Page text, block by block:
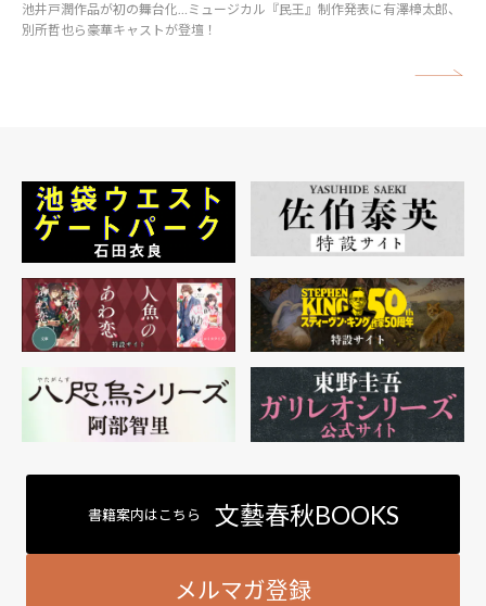
池井戸潤作品が初の舞台化…ミュージカル『民王』制作発表に有澤樟太郎、
別所哲也ら豪華キャストが登壇！
書籍案内はこちら 文藝春秋BOOKS
メルマガ登録